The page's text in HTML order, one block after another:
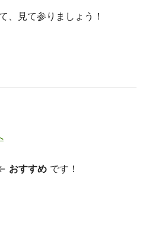
、見て参りましょう！
おすすめ です！